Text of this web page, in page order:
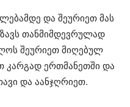
და შეურიეთ მას
თანმიმდევრულად
შეურიეთ მიღებულ
კარგად ერთმანეთში და
და აანჯღრიეთ.